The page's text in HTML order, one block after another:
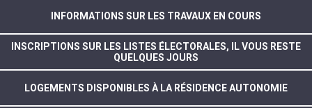
INFORMATIONS SUR LES TRAVAUX EN COURS
INSCRIPTIONS SUR LES LISTES ÉLECTORALES, IL VOUS RESTE
QUELQUES JOURS
LOGEMENTS DISPONIBLES À LA RÉSIDENCE AUTONOMIE